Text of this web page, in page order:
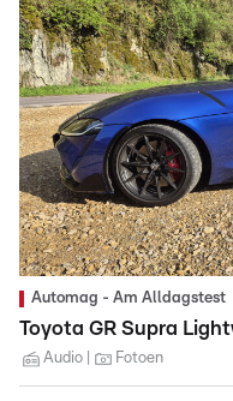
Automag - Am Alldagstest
Toyota GR Supra
Audio Fotoen